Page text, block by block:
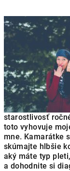
starostlivosť
toto vyhovuje
mne. Kamarátke
skúmajte hlbšie
aký máte typ pleti,
a dohodnite si